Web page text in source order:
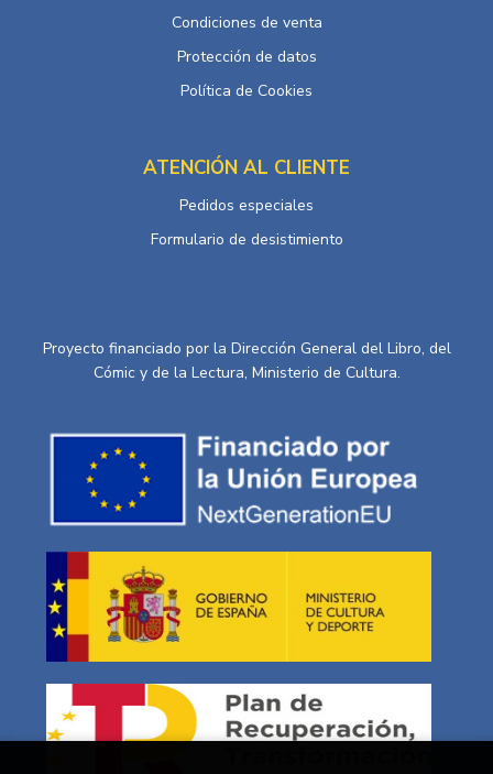
Condiciones de venta
Protección de datos
Política de Cookies
ATENCIÓN AL CLIENTE
Pedidos especiales
Formulario de desistimiento
Proyecto financiado por la Dirección General del Libro, del
Cómic y de la Lectura, Ministerio de Cultura.